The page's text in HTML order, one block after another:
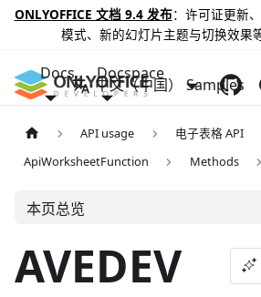
ONLYOFFICE 文档 9.4 发布：许可证更新
模式、新的幻灯片主题与切换效果
Docs Docspace
Samples
中文（中国）
API usage
电子表格 API
ApiWorksheetFunction
Methods
本页总览
AVEDEV